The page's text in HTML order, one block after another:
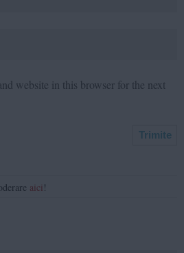
website in this browser for the next
aici !